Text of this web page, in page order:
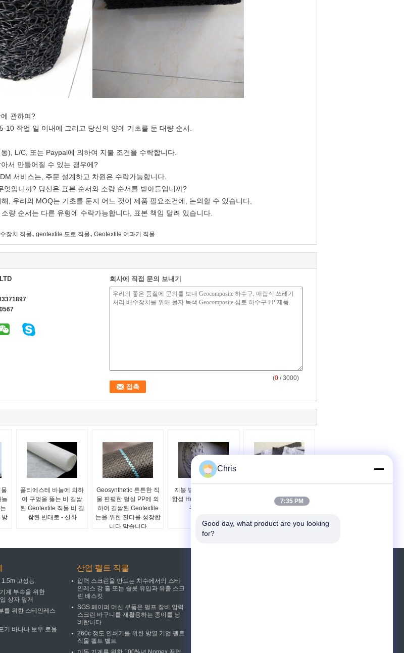
관하여?
10 작업 일 이내에 그리고 당신의 양에 기초를 둔 대량 순서.
), L/C, 또는 Paypal에 의하여 지불 조건을 수락합니다.
서 만들어질 수 있는 경우에?
서비스는, 주문 설계하고 차원은 수락가능합니다.
엇입니까? 당신은 표본 순서와 소량 순서를 받아들입니까?
, 우리의 MOQ는 기초를 둔지 어느 것이 제품 필요조건에, 논의할 수 있습니다,
량 순서는 다른 유형에 수락가능합니다, 표본 책임 달려 있습니다.
장치 직물, geotextile 도로 직물, Geotextile 여과기 직물
회사에 직접 문의 보내기
(0 / 3000)
늘
방
폴리에스테 바늘에 의하
여 구멍을 뚫는 비 길쌈
된 Geotextile 직물 비 길
쌈된 반대로 - 산화
Geosynthetic 튼튼한 직
물 편평한 털실 PP에 의
하여 길쌈된 Geotextile
는을 위한 잔디를 성장합
니다 막습니다
지붕 방수 처리를 위한
합성 Hdpe Geonet 그물
구조 4m 폭
Geotextile 도로 직물 비
고성능
계 부속을 위한
상자 덮개
를 위한 스테인레스
기 바나나 보우 로울
산업 펠트 직물
압력 스크린을 만드는 치수에서의 스테
인레스 강 홀 또는 슬롯 유입과 유출 스크
린 배스킷
SGS 페이퍼 머신 부품은 펄프 장비 압력
스크린 바구니를 재활용하는 종이를 낭
비합니다
260c 정도 인쇄기를 위한 방열 기업 펠트
직물 펠트 벨트
Chris
7:35 PM
Good day, what product are you looking
for?